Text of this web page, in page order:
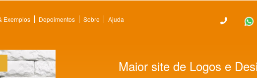
Exemplos Depoimentos Sobre Ajuda
Maior site de Logos e